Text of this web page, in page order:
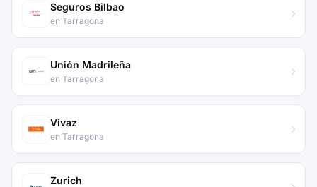
Seguros Bilbao
en Tarragona
Unión Madrileña
en Tarragona
Vivaz
en Tarragona
Zurich